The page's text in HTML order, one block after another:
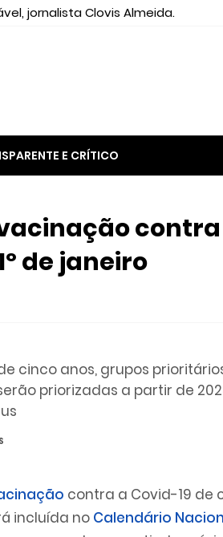
jornalista Clovis Almeida.
E CRÍTICO
contra
de janeiro
cinco anos, grupos
priorizadas a partir de
contra a Covid-19 de
incluída no Calendário